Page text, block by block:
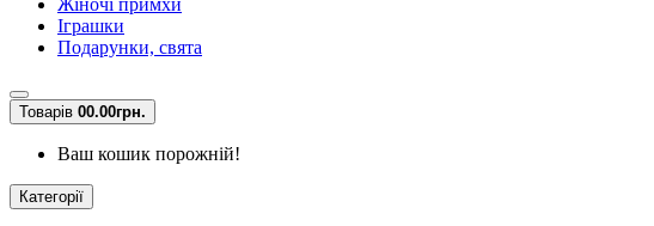
Іграшки
Подарунки, свята
Товарів 00.00грн.
Ваш кошик порожній!
Категорії